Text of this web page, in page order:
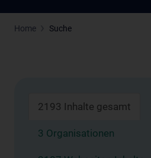
Home Suche
2193 Inhalte gesamt
3 Organisationen